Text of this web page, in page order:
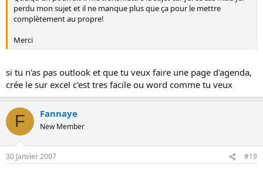
perdu mon sujet et il ne manque plus que ça pour le mettre
complètement au propre!
Merci
si tu n'as pas outlook et que tu veux faire une page d'agenda,
crée le sur excel c'est tres facile ou word comme tu veux
F Fannaye
New Member
30 Janvier 2007 #19